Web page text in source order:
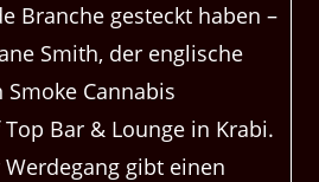
Branche gesteckt haben –
Smith, der englische
Cannabis
Bar & Lounge in Krabi.
gibt einen